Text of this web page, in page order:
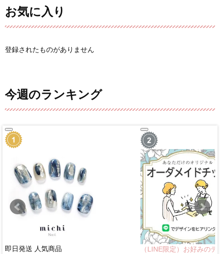
お気に入り
登録されたものがありません
今週のランキング
即日発送 人気商品
（LINE限定）お好みのデ